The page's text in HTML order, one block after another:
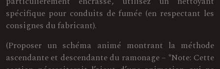
spécifique pour conduits de fumée (en respectant les
consignes du fabricant).
(Proposer un schéma animé montrant la méthode
ascendante et descendante du ramonage – *Note: Cette